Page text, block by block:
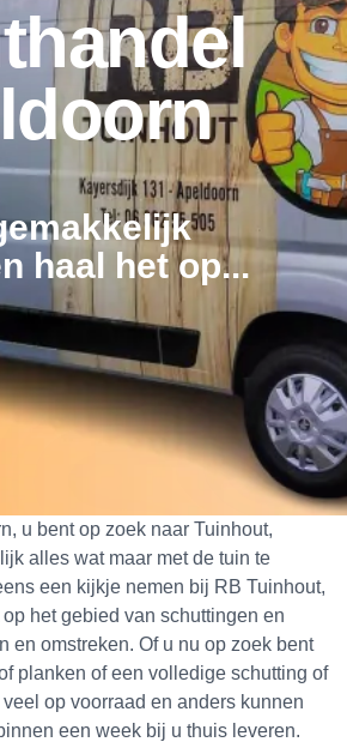
haal het op...
u bent op zoek naar Tuinhout,
alles wat maar met de tuin te
een kijkje nemen bij RB Tuinhout,
het gebied van schuttingen en
en omstreken. Of u nu op zoek bent
planken of een volledige schutting of
op voorraad en anders kunnen
een week bij u thuis leveren.